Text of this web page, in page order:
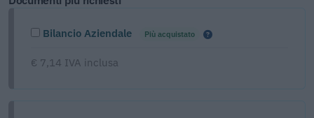
Bilancio Aziendale Più acquistato
€ 7,14 IVA inclusa